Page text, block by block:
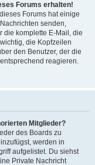
Forums erhalten!
Forums hat einige
senden,
die komplette E-Mail, die
die Kopfzeilen
den Benutzer, der die
reagieren.
Mitglieder?
des Boards zu
werden in
aufgelistet. Du siehst
Private Nachricht